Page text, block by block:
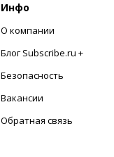
Инфо
О компании
Блог Subscribe.ru +
Безопасность
Вакансии
Обратная связь